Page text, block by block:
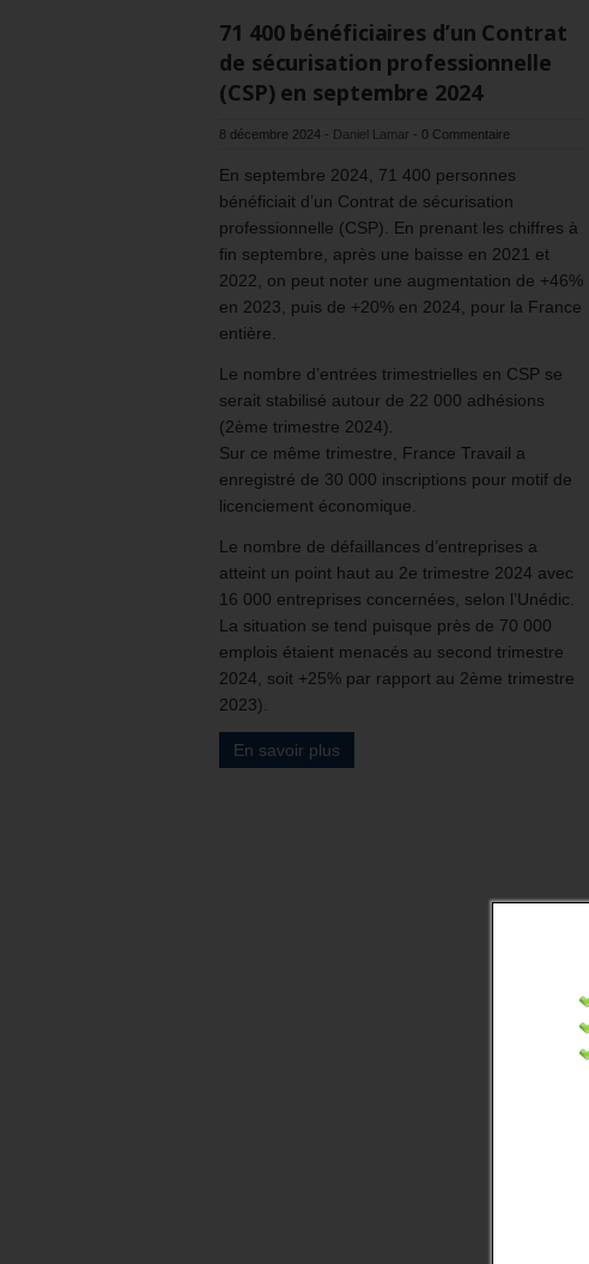
71 400 bénéficiaires d’un Contrat
de sécurisation professionnelle
(CSP) en septembre 2024
8 décembre 2024 - Daniel Lamar - 0 Commentaire
En septembre 2024, 71 400 personnes
bénéficiait d’un Contrat de sécurisation
professionnelle (CSP). En prenant les chiffres à
fin septembre, après une baisse en 2021 et
2022, on peut noter une augmentation de +46%
en 2023, puis de +20% en 2024, pour la France
entière.
Le nombre d’entrées trimestrielles en CSP se
serait stabilisé autour de 22 000 adhésions
(2ème trimestre 2024).
Sur ce même trimestre, France Travail a
enregistré de 30 000 inscriptions pour motif de
licenciement économique.
Le nombre de défaillances d’entreprises a
atteint un point haut au 2e trimestre 2024 avec
16 000 entreprises concernées, selon l’Unédic.
La situation se tend puisque près de 70 000
emplois étaient menacés au second trimestre
2024, soit +25% par rapport au 2ème trimestre
2023).
En savoir plus